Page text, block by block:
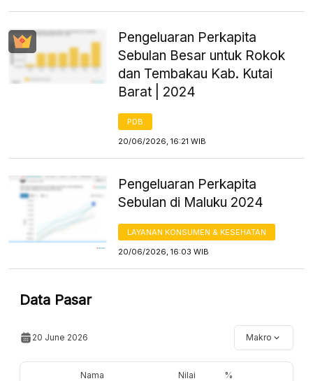
Pengeluaran Perkapita
Sebulan Besar untuk Rokok
dan Tembakau Kab. Kutai
Barat | 2024
PDB
20/06/2026, 16:21 WIB
Pengeluaran Perkapita
Sebulan di Maluku 2024
LAYANAN KONSUMEN & KESEHATAN
20/06/2026, 16:03 WIB
Data Pasar
20 June 2026 Makro
Nama Nilai %